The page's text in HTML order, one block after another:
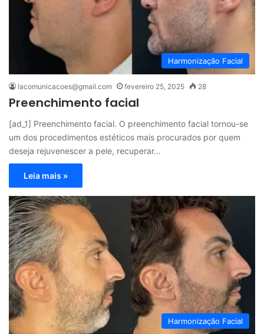
Harmonização Facial
lacomunicacoes@gmail.com fevereiro 25, 2025 28
Preenchimento facial
[ad_1] Preenchimento facial. O preenchimento facial tornou-se
um dos procedimentos estéticos mais procurados por quem
deseja rejuvenescer a pele, recuperar…
Leia mais »
Harmonização Facial